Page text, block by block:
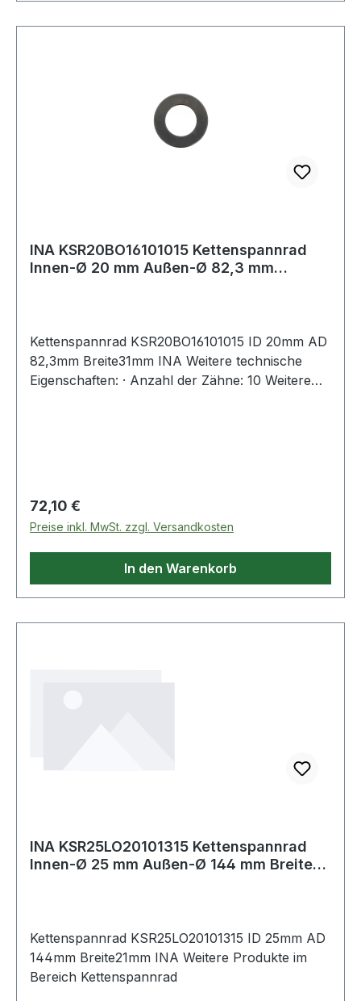
INA KSR20BO16101015 Kettenspannrad
Innen-Ø 20 mm Außen-Ø 82,3 mm
Kettenspannrad KSR20BO16101015 ID 20mm AD
82,3mm Breite31mm INA Weitere technische
Eigenschaften: · Anzahl der Zähne: 10 Weitere
Regulärer Preis:
72,10 €
Preise inkl. MwSt. zzgl. Versandkosten
In den Warenkorb
INA KSR25LO20101315 Kettenspannrad
Innen-Ø 25 mm Außen-Ø 144 mm Breite21
Kettenspannrad KSR25LO20101315 ID 25mm AD
144mm Breite21mm INA Weitere Produkte im
Bereich Kettenspannrad